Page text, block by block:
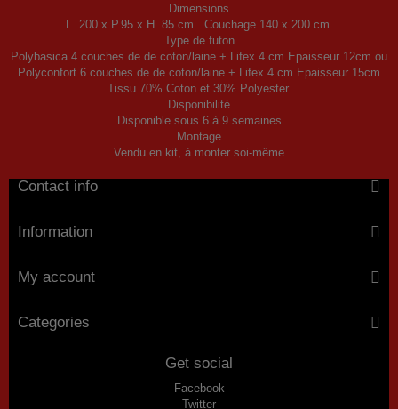
Dimensions
L. 200 x P.95 x H. 85 cm . Couchage 140 x 200 cm.
Type de futon
Polybasica 4 couches de de coton/laine + Lifex 4 cm Epaisseur 12cm ou
Polyconfort 6 couches de de coton/laine + Lifex 4 cm Epaisseur 15cm
Tissu 70% Coton et 30% Polyester.
Disponibilité
Disponible sous 6 à 9 semaines
Montage
Vendu en kit, à monter soi-même
Contact info
Information
My account
Categories
Get social
Facebook
Twitter